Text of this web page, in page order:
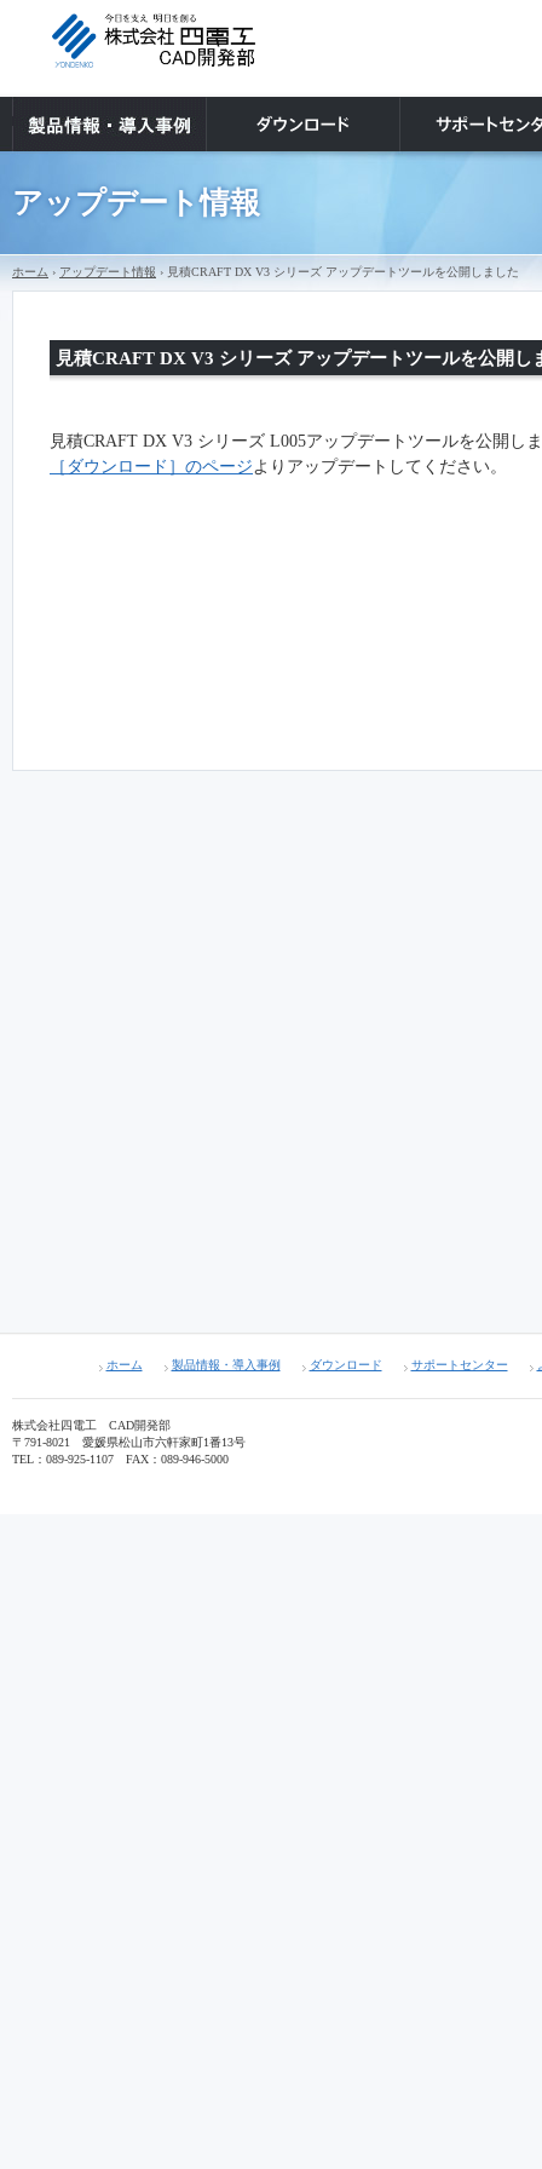
アップデート情報
ホーム › アップデート情報 › 見積CRAFT DX V3 シリーズ アップデートツールを公開しました
見積CRAFT DX V3 シリーズ アップデートツールを公開し
見積CRAFT DX V3 シリーズ L005アップデートツールを公開し
［ダウンロード］のページよりアップデートしてください。
ホーム 製品情報・導入事例 ダウンロード サポートセンター
株式会社四電工 CAD開発部
〒791-8021 愛媛県松山市六軒家町1番13号
TEL：089-925-1107 FAX：089-946-5000